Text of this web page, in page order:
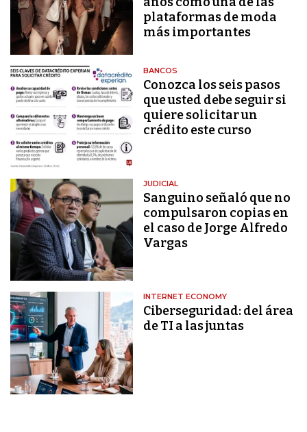
plataformas de moda
más importantes
BANCOS
Conozca los seis pasos
que usted debe seguir si
quiere solicitar un
crédito este curso
JUDICIAL
Sanguino señaló que no
compulsaron copias en
el caso de Jorge Alfredo
Vargas
INTERNET ECONOMY
Ciberseguridad: del área
de TI a las juntas